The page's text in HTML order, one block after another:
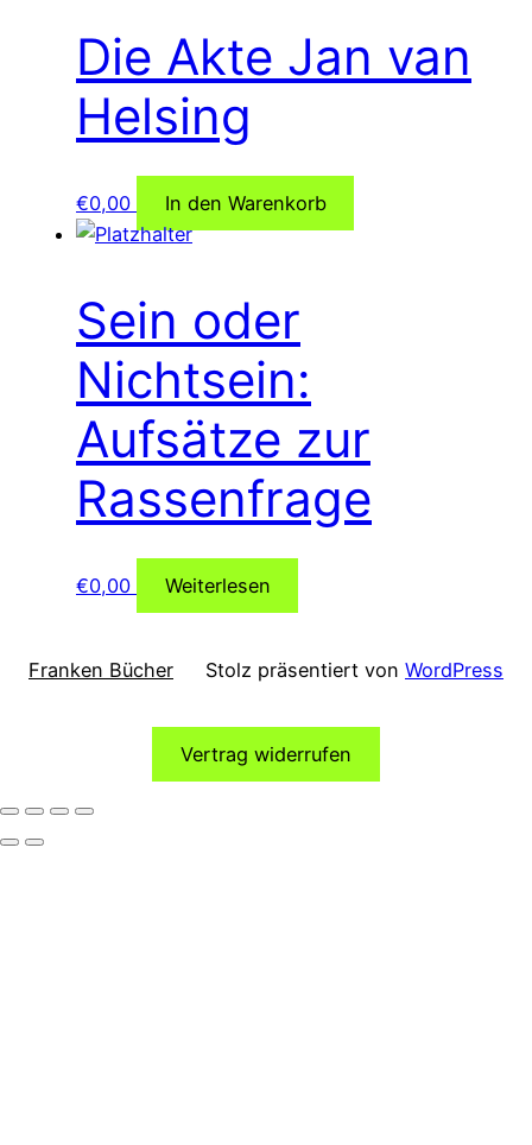
Die Akte Jan van
Helsing
€0,00 In den Warenkorb
Sein oder
Nichtsein:
Aufsätze zur
Rassenfrage
€0,00 Weiterlesen
Franken Bücher Stolz präsentiert von WordPress
Vertrag widerrufen